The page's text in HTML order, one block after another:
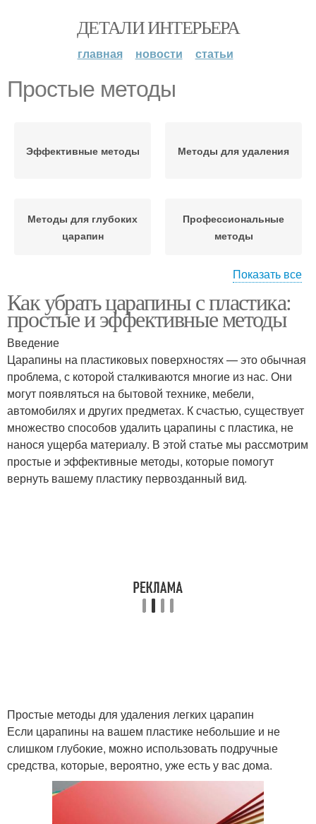
ДЕТАЛИ ИНТЕРЬЕРА
главная новости статьи
Простые методы
Эффективные методы Методы для удаления
Методы для глубоких
царапин
Профессиональные
методы
Основные методы
типа
Показать все
Как убрать царапины с пластика:
простые и эффективные методы
Введение
Царапины на пластиковых поверхностях — это обычная
проблема, с которой сталкиваются многие из нас. Они
могут появляться на бытовой технике, мебели,
автомобилях и других предметах. К счастью, существует
множество способов удалить царапины с пластика, не
нанося ущерба материалу. В этой статье мы рассмотрим
простые и эффективные методы, которые помогут
вернуть вашему пластику первозданный вид.
Простые методы для удаления легких царапин
Если царапины на вашем пластике небольшие и не
слишком глубокие, можно использовать подручные
средства, которые, вероятно, уже есть у вас дома.